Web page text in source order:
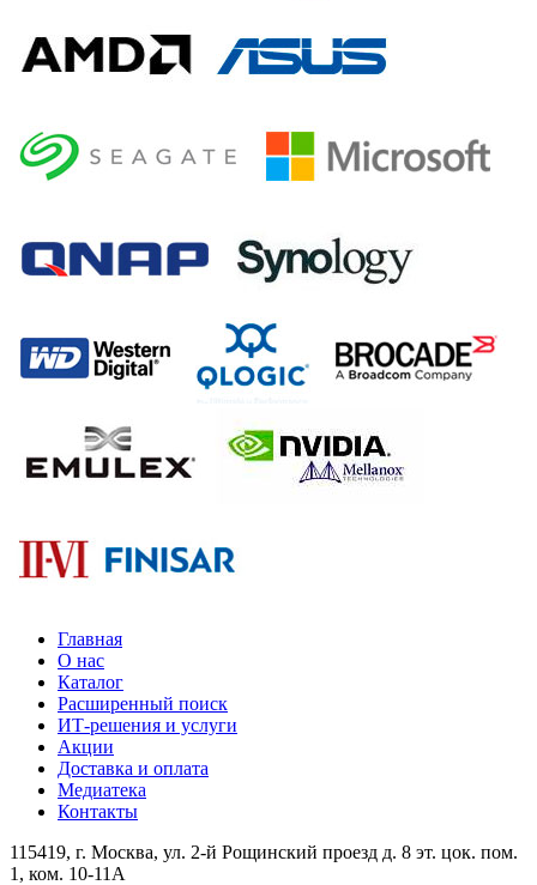
Главная
О нас
Каталог
Расширенный поиск
ИТ-решения и услуги
Акции
Доставка и оплата
Медиатека
Контакты
115419, г. Москва, ул. 2-й Рощинский проезд д. 8 эт. цок. пом.
1, ком. 10-11А